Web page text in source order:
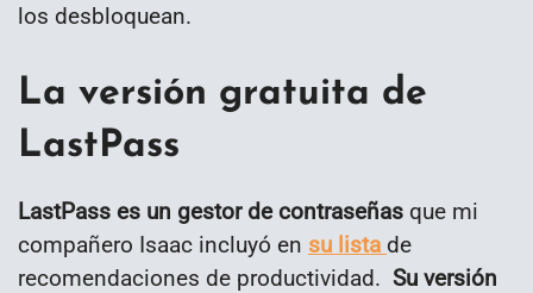
los desbloquean.
La versión gratuita de
LastPass
LastPass es un gestor de contraseñas que mi
compañero Isaac incluyó en su lista de
recomendaciones de productividad. Su versión